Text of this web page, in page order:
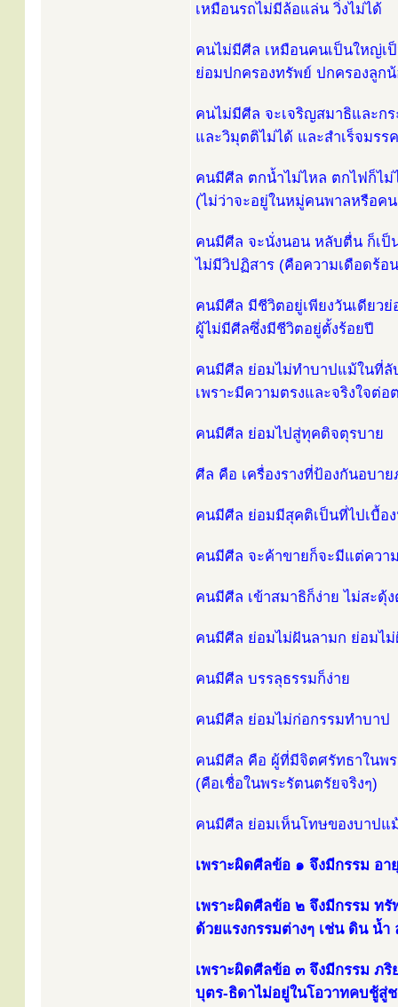
เหมือนรถไม่มีล้อแล่น วิ่งไม่ได้
คนไม่มีศีล เหมือนคนเป็นใหญ่เ
ย่อมปกครองทรัพย์ ปกครองลูก
คนไม่มีศีล จะเจริญสมาธิและก
และวิมุตติไม่ได้ และสำเร็จมรร
คนมีศีล ตกน้ำไม่ไหล ตกไฟก็ไม่
(ไม่ว่าจะอยู่ในหมู่คนพาลหรือค
คนมีศีล จะนั่งนอน หลับตื่น ก็เป็
ไม่มีวิปฏิสาร (คือความเดือดร้อ
คนมีศีล มีชีวิตอยู่เพียงวันเดียวย่
ผู้ไม่มีศีลซึ่งมีชีวิตอยู่ตั้งร้อยปี
คนมีศีล ย่อมไม่ทำบาปแม้ในที่ลั
เพราะมีความตรงและจริงใจต่อ
คนมีศีล ย่อมไปสู่ทุคติจตุรบาย
ศีล คือ เครื่องรางที่ป้องกันอบา
คนมีศีล ย่อมมีสุคติเป็นที่ไปเบื้อ
คนมีศีล จะค้าขายก็จะมีแต่ควา
คนมีศีล เข้าสมาธิก็ง่าย ไม่สะดุ้ง
คนมีศีล ย่อมไม่ฝันลามก ย่อมไม่
คนมีศีล บรรลุธรรมก็ง่าย
คนมีศีล ย่อมไม่ก่อกรรมทำบาป
คนมีศีล คือ ผู้ที่มีจิตศรัทธาในพ
(คือเชื่อในพระรัตนตรัยจริงๆ)
คนมีศีล ย่อมเห็นโทษของบาปแ
เพราะผิดศีลข้อ ๑ จึงมีกรรม อ
เพราะผิดศีลข้อ ๒ จึงมีกรรม ท
ด้วยแรงกรรมต่างๆ เช่น ดิน น้ำ
เพราะผิดศีลข้อ ๓ จึงมีกรรม ภ
บุตร-ธิดาไม่อยู่ในโอวาทคบชู้สู่